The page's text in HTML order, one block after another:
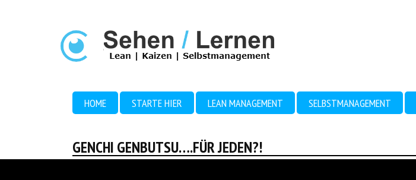
HOME STARTE HIER LEAN MANAGEMENT SELBSTMANAGEMENT
GENCHI GENBUTSU….FÜR JEDEN?!